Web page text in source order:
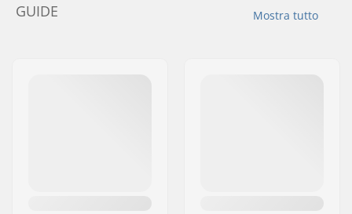
Mostra tutto
GUIDE